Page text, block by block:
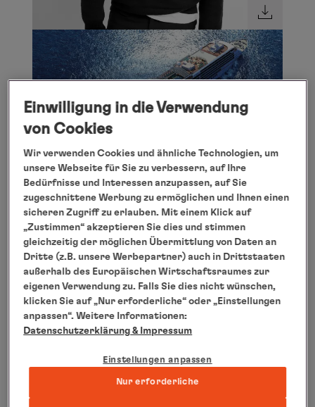
Einwilligung in die Verwendung
von Cookies
Wir verwenden Cookies und ähnliche Technologien, um
unsere Webseite für Sie zu verbessern, auf Ihre
Bedürfnisse und Interessen anzupassen, auf Sie
zugeschnittene Werbung zu ermöglichen und Ihnen einen
sicheren Zugriff zu erlauben. Mit einem Klick auf
„Zustimmen“ akzeptieren Sie dies und stimmen
gleichzeitig der möglichen Übermittlung von Daten an
Dritte (z.B. unsere Werbepartner) auch in Drittstaaten
außerhalb des Europäischen Wirtschaftsraumes zur
eigenen Verwendung zu. Falls Sie dies nicht wünschen,
klicken Sie auf „Nur erforderliche“ oder „Einstellungen
anpassen“. Weitere Informationen:
Datenschutzerklärung & Impressum
Einstellungen anpassen
Nur erforderliche